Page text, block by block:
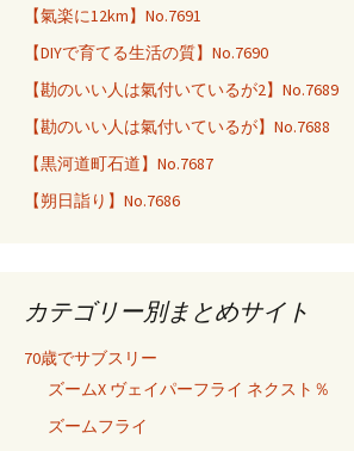
【氣楽に12km】No.7691
【DIYで育てる生活の質】No.7690
【勘のいい人は氣付いているが2】No.7689
【勘のいい人は氣付いているが】No.7688
【黒河道町石道】No.7687
【朔日詣り】No.7686
カテゴリー別まとめサイト
70歳でサブスリー
ズームX ヴェイパーフライ ネクスト％
ズームフライ